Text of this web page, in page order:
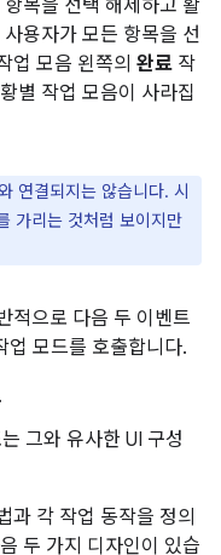
목을 선택 해제하고 활
용자가 모든 항목을 선
업 모음 왼쪽의 완료 작
별 작업 모음이 사라집
연결되지는 않습니다. 시
가리는 것처럼 보이지만
적으로 다음 두 이벤트
업 모드를 호출합니다.
그와 유사한 UI 구성
과 각 작업 동작을 정의
두 가지 디자인이 있습